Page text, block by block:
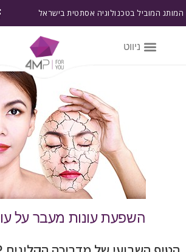
המותג המוביל בטכנולוגיה אסתטית בישראל
השפעת עונות מעבר על